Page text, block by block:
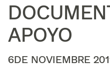
APOYO​​
6DE NOVIEMBRE